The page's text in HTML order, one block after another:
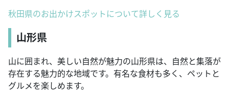
秋田県のお出かけスポットについて詳しく見る
山形県
山に囲まれ、美しい自然が魅力の山形県は、自然と集落が
存在する魅力的な地域です。有名な食材も多く、ペットと
グルメを楽しめます。